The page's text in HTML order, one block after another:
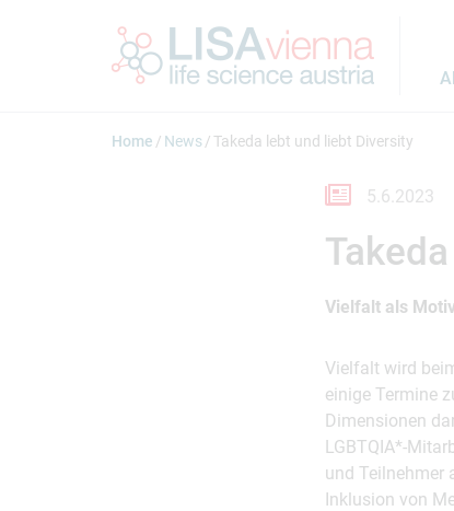
Home News Takeda lebt und liebt Diversity
5.6.2023
Vielfalt als
Vielfalt wird
einige Termine
Dimensionen
LGBTQIA*-
und Teilnehmer
Inklusion von